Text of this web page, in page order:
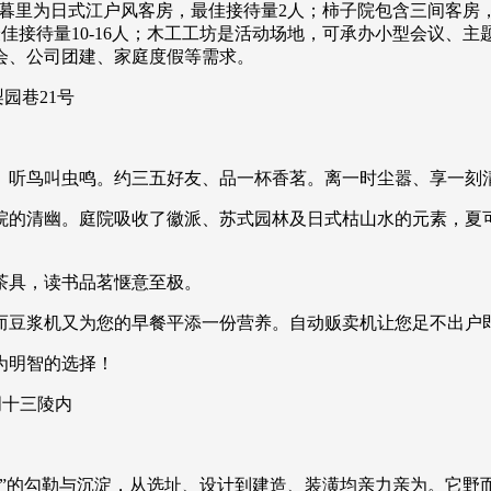
里为日式江户风客房，最佳接待量2人；柿子院包含三间客
接待量10-16人；木工工坊是活动场地，可承办小型会议、
公司团建、家庭度假等需求。
巷21号
鸟叫虫鸣。约三五好友、品一杯香茗。离一时尘嚣、享一刻
清幽。庭院吸收了徽派、苏式园林及日式枯山水的元素，
，读书品茗惬意至极。
浆机又为您的早餐平添一份营养。自动贩卖机让您足不出户
智的选择！
三陵内
勾勒与沉淀，从选址、设计到建造、装潢均亲力亲为。它